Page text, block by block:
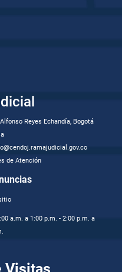
Reyes Echandía, Bogotá
de Atención
a.m. a 1:00 p.m. - 2:00 p.m. a
Visitas